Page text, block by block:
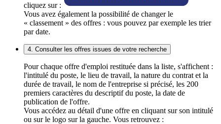
cliquez sur :
Vous avez également la possibilité de changer le
« classement » des offres : vous pouvez par exemple les trier
par date.
4. Consulter les offres issues de votre recherche
Pour chaque offre d'emploi restituée dans la liste, s'affichent :
l'intitulé du poste, le lieu de travail, la nature du contrat et la
durée de travail, le nom de l'entreprise si précisé, les 200
premiers caractères du descriptif du poste, la date de
publication de l'offre.
Vous accédez au détail d'une offre en cliquant sur son intitulé
ou sur le logo sur la gauche. Vous retrouvez :